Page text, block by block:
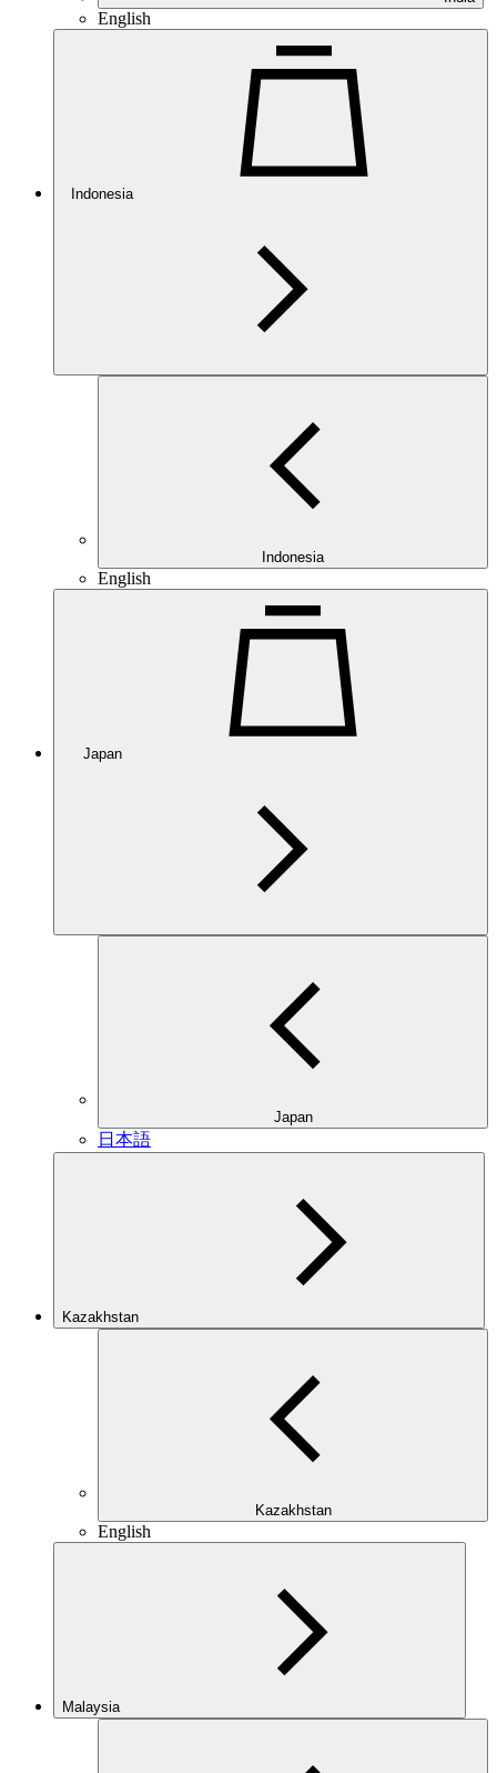
English
Indonesia
Indonesia
English
Japan
Japan
日本語
Kazakhstan
Kazakhstan
English
Malaysia